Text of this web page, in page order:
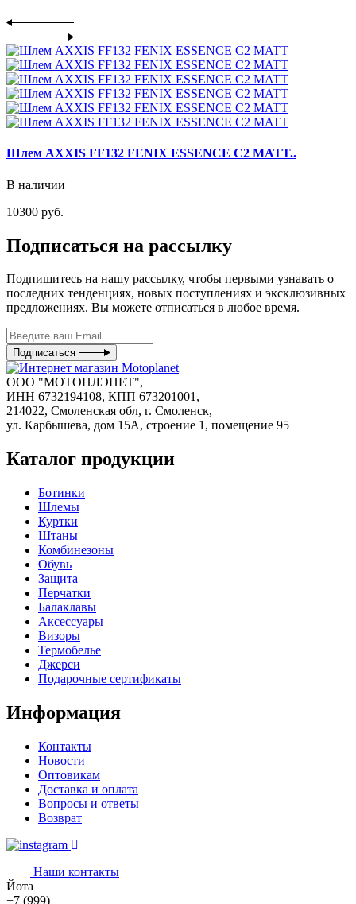
Шлем AXXIS FF132 FENIX ESSENCE C2 MATT..
В наличии
10300 руб.
Подписаться на рассылку
Подпишитесь на нашу рассылку, чтобы первыми узнавать о
последних тенденциях, новых поступлениях и эксклюзивных
предложениях. Вы можете отписаться в любое время.
Подписаться
ООО "МОТОПЛЭНЕТ",
ИНН 6732194108, КПП 673201001,
214022, Смоленская обл, г. Смоленск,
ул. Карбышева, дом 15А, строение 1, помещение 95
Каталог продукции
Ботинки
Шлемы
Куртки
Штаны
Комбинезоны
Обувь
Защита
Перчатки
Балаклавы
Аксессуары
Визоры
Термобелье
Джерси
Подарочные сертификаты
Информация
Контакты
Новости
Оптовикам
Доставка и оплата
Вопросы и ответы
Возврат
Наши контакты
Йота
+7 (999)